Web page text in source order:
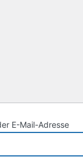
E-Mail-Adresse